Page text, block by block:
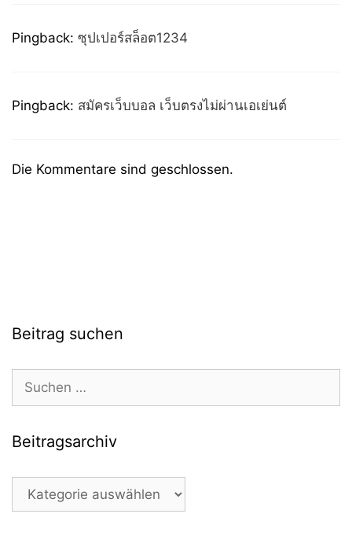
Pingback: ซุปเปอร์สล็อต1234
Pingback: สมัครเว็บบอล เว็บตรงไม่ผ่านเอเย่นต์
Die Kommentare sind geschlossen.
Beitrag suchen
Suchen
nach:
Beitragsarchiv
Beitragsarchiv